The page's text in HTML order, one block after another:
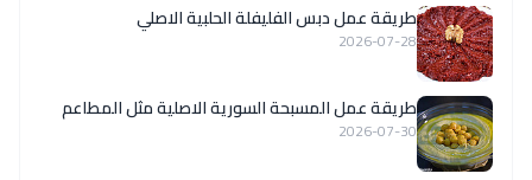
طريقة عمل دبس الفليفلة الحلبية الاصلي
2026-07-28
‏طريقة عمل المسبحة السورية الاصلية مثل المطاعم
2026-07-30